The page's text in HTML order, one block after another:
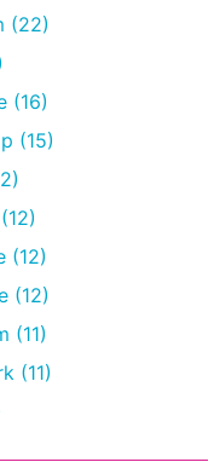
(22)
(16)
(15)
(12)
(12)
(11)
(11)